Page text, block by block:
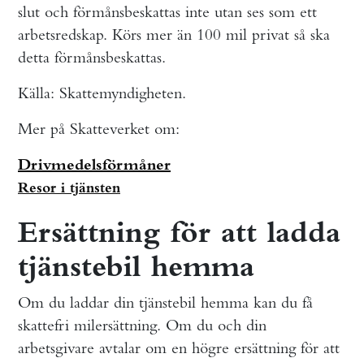
slut och förmånsbeskattas inte utan ses som ett
arbetsredskap. Körs mer än 100 mil privat så ska
detta förmånsbeskattas.
Källa: Skattemyndigheten.
Mer på Skatteverket om:
Drivmedelsförmåner
Resor i tjänsten
Ersättning för att ladda
tjänstebil hemma
Om du laddar din tjänstebil hemma kan du få
skattefri milersättning. Om du och din
arbetsgivare avtalar om en högre ersättning för att